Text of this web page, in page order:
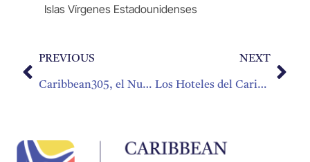
Islas Vírgenes Estadounidenses
PREVIOUS
Caribbean305, el Nuevo Taste of the Islands
NEXT
Los Hoteles del Caribe Implementan Servicio de Lavandería que Utiliza Nivel Mínimo de Agua